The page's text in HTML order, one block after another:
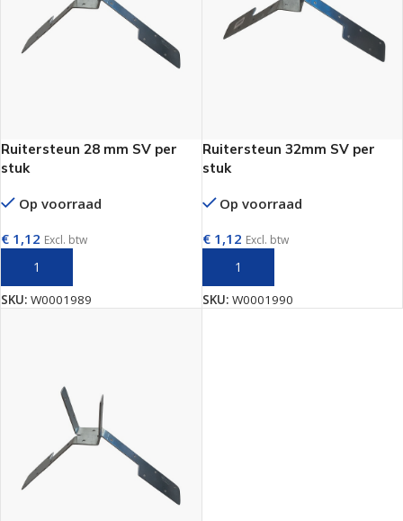
Ruitersteun 28 mm SV per
stuk
Op voorraad
€ 1,12 Excl. btw
SKU: W0001989
Ruitersteun 32mm SV per
stuk
Op voorraad
€1,12 Excl. btw
SKU: W0001990